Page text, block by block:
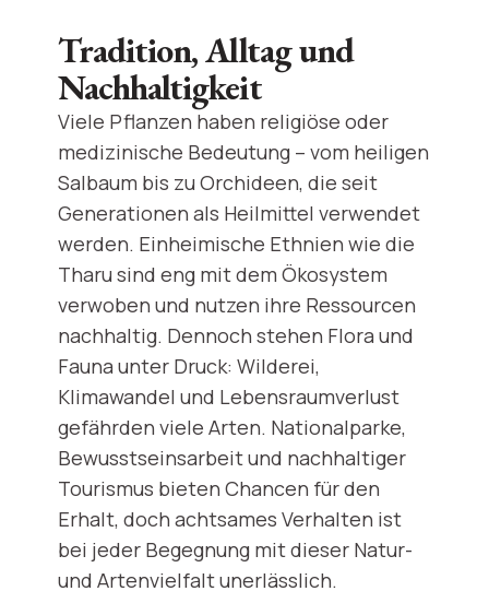
Tradition, Alltag und
Nachhaltigkeit
Viele Pflanzen haben religiöse oder
medizinische Bedeutung – vom heiligen
Salbaum bis zu Orchideen, die seit
Generationen als Heilmittel verwendet
werden. Einheimische Ethnien wie die
Tharu sind eng mit dem Ökosystem
verwoben und nutzen ihre Ressourcen
nachhaltig. Dennoch stehen Flora und
Fauna unter Druck: Wilderei,
Klimawandel und Lebensraumverlust
gefährden viele Arten. Nationalparke,
Bewusstseinsarbeit und nachhaltiger
Tourismus bieten Chancen für den
Erhalt, doch achtsames Verhalten ist
bei jeder Begegnung mit dieser Natur-
und Artenvielfalt unerlässlich.